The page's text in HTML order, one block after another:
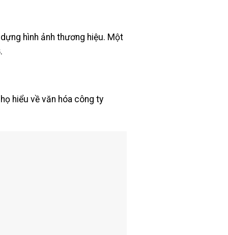
hình ảnh thương hiệu. Một
.
hiểu về văn hóa công ty